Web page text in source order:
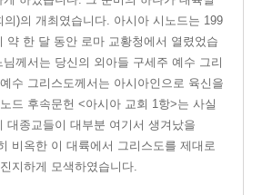
의)의 개최였습니다. 아시아 시노드는 199
약 한 달 동안 로마 교황청에서 열렸었습
님께서는 당신의 외아들 구세주 예수 그리
수 그리스도께서는 아시아인으로 육신을
드 후속문헌 <아시아 교회 1항>는 사실
대종교들이 대부분 여기서 생겨났을
비옥한 이 대륙에서 그리스도를 제대로
지하게 모색하였습니다.